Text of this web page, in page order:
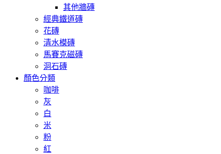
其他牆磚
經典鐵道磚
花磚
清水模磚
馬賽克磁磚
洞石磚
顏色分類
咖啡
灰
白
米
粉
紅